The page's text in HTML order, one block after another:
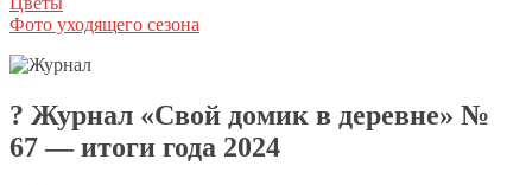
Фото уходящего сезона
? Журнал «Свой домик в деревне» №
67 — итоги года 2024